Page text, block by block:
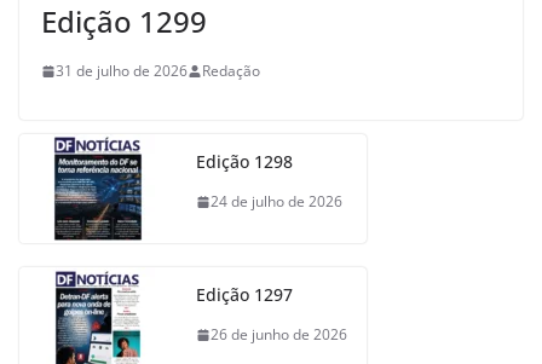
Edição 1299
31 de julho de 2026 Redação
Edição 1298
24 de julho de 2026
Edição 1297
26 de junho de 2026